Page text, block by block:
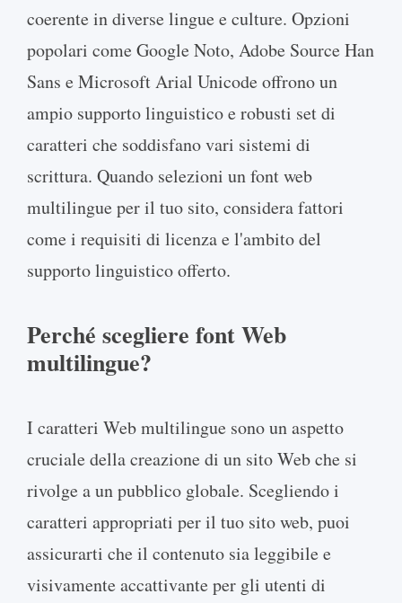
coerente in diverse lingue e culture. Opzioni
popolari come Google Noto, Adobe Source Han
Sans e Microsoft Arial Unicode offrono un
ampio supporto linguistico e robusti set di
caratteri che soddisfano vari sistemi di
scrittura. Quando selezioni un font web
multilingue per il tuo sito, considera fattori
come i requisiti di licenza e l'ambito del
supporto linguistico offerto.
Perché scegliere font Web
multilingue?
I caratteri Web multilingue sono un aspetto
cruciale della creazione di un sito Web che si
rivolge a un pubblico globale. Scegliendo i
caratteri appropriati per il tuo sito web, puoi
assicurarti che il contenuto sia leggibile e
visivamente accattivante per gli utenti di